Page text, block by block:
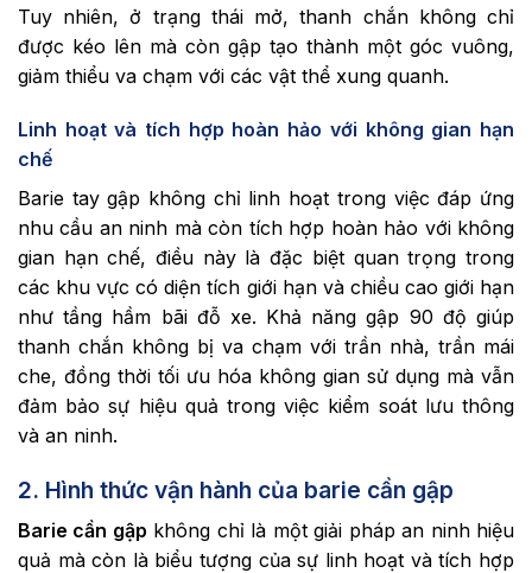
Tuy nhiên, ở trạng thái mở, thanh chắn không chỉ
được kéo lên mà còn gập tạo thành một góc vuông,
giảm thiểu va chạm với các vật thể xung quanh.
Linh hoạt và tích hợp hoàn hảo với không gian hạn
chế
Barie tay gập không chỉ linh hoạt trong việc đáp ứng
nhu cầu an ninh mà còn tích hợp hoàn hảo với không
gian hạn chế, điều này là đặc biệt quan trọng trong
các khu vực có diện tích giới hạn và chiều cao giới hạn
như tầng hầm bãi đỗ xe. Khả năng gập 90 độ giúp
thanh chắn không bị va chạm với trần nhà, trần mái
che, đồng thời tối ưu hóa không gian sử dụng mà vẫn
đảm bảo sự hiệu quả trong việc kiểm soát lưu thông
và an ninh.
2. Hình thức vận hành của barie cần gập
Barie cần gập không chỉ là một giải pháp an ninh hiệu
quả mà còn là biểu tượng của sự linh hoạt và tích hợp